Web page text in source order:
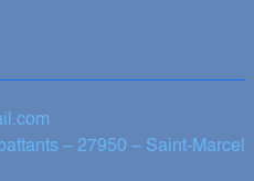
– 27950 – Saint-Marcel